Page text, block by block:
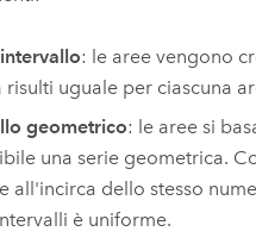
: le aree vengono
risulti uguale per ciascuna
geometrico: le aree si
una serie geometrica.
all'incirca dello stesso
è uniforme.